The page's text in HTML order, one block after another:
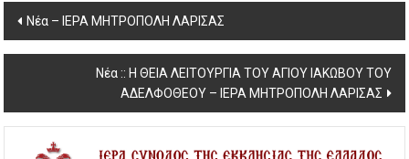
Post
navigation
Νέα – ΙΕΡΑ ΜΗΤΡΟΠΟΛΗ ΛΑΡΙΣΑΣ
Νέα :: H ΘΕΙΑ ΛΕΙΤΟΥΡΓΙΑ ΤΟΥ ΑΓΙΟΥ ΙΑΚΩΒΟΥ ΤΟΥ
ΑΔΕΛΦΟΘΕΟΥ – ΙΕΡΑ ΜΗΤΡΟΠΟΛΗ ΛΑΡΙΣΑΣ